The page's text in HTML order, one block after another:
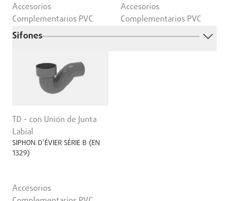
Accesorios
Complementarios PVC
Accesorios
Complementarios PVC
Sifones
TD - con Unión de Junta
Labial
SIPHON D’ÉVIER SÉRIE B (EN
1329)
Accesorios